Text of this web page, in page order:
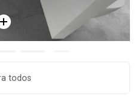
todos